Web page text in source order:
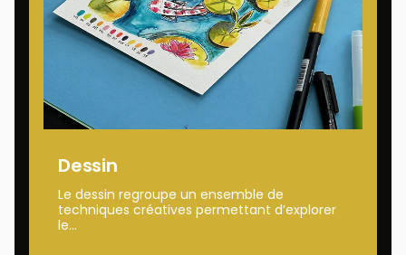
Dessin
Le dessin regroupe un ensemble de
techniques créatives permettant d’explorer
le...